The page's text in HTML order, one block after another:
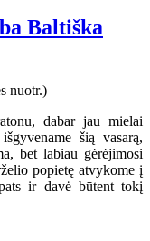
Baltiška
dabar jau mielai
šią vasarą,
bet labiau gėrėjimosi
popietę atvykome į
ir davė būtent tokį